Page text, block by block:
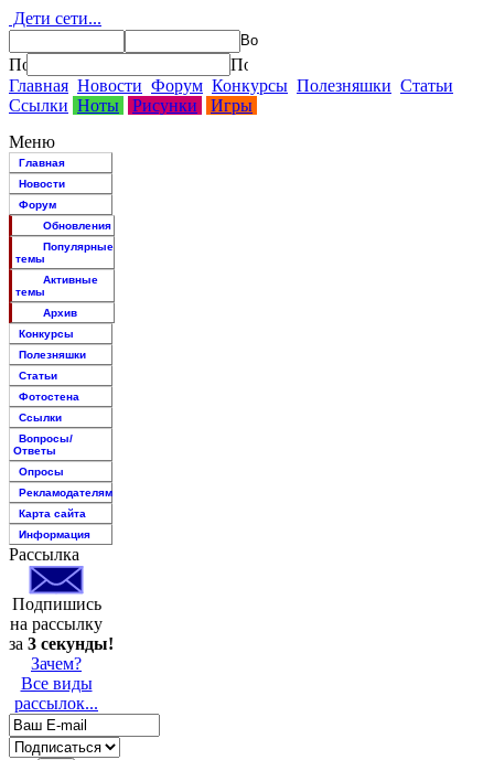
Дети сети...
Главная Новости Форум Конкурсы Полезняшки Статьи
Ссылки Ноты Рисунки
Игры
Меню
Главная
Новости
Форум
Обновления
Популярные
темы
Активные
темы
Архив
Конкурсы
Полезняшки
Статьи
Фотостена
Ссылки
Вопросы/
Ответы
Опросы
Рекламодателям
Карта сайта
Информация
Рассылка
Подпишись
на рассылку
за 3 секунды!
Зачем?
Все виды
рассылок...